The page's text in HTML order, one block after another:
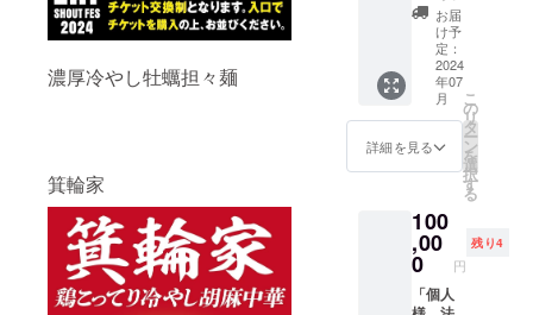
濃厚冷やし牡蠣担々麺
箕輪家
（日）
日時
◦10:30
18:00（
Lo17:3
総合案
内にて
お願い
します
・必ず
動画撮
影、写
8cm □
素材
陶器 ・
非売品
ステッ
カー1
枚 サ
イズ
ケット1
枚(7月6
日、7月
ス限定)
VIP席に
てラー
メン一
杯と、
お酒を
飲めま
す。
※VIP
番涼し
いので
すがと
ても熱
いです
者エリ
ア)2日
間ご利
用可
能。 ・
ラーメ
ンとド
リンク
をVIP
注文頂
けま
す。 ※1
口の申
し込み
お届
け予
定：
2024
年07
月
詳細を見る
こ
の
リ
タ
ー
ン
を
選
択
す
る
100
,00
0 円
残り4
「個人